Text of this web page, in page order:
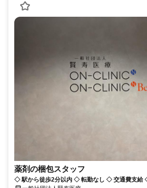
薬剤の梱包スタッフ
◇ 駅から徒歩2分以内 ◇ 転勤なし ◇ 交通費支給